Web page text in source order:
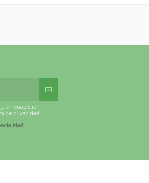
en cualquier
de privacidad.